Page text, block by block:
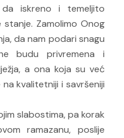
iskreno i temeljito
Zamolimo Onog
da nam podari snagu
budu privremena i
a ona koja su već
kvalitetniji i savršeniji
slabostima, pa korak
ramazanu, poslije